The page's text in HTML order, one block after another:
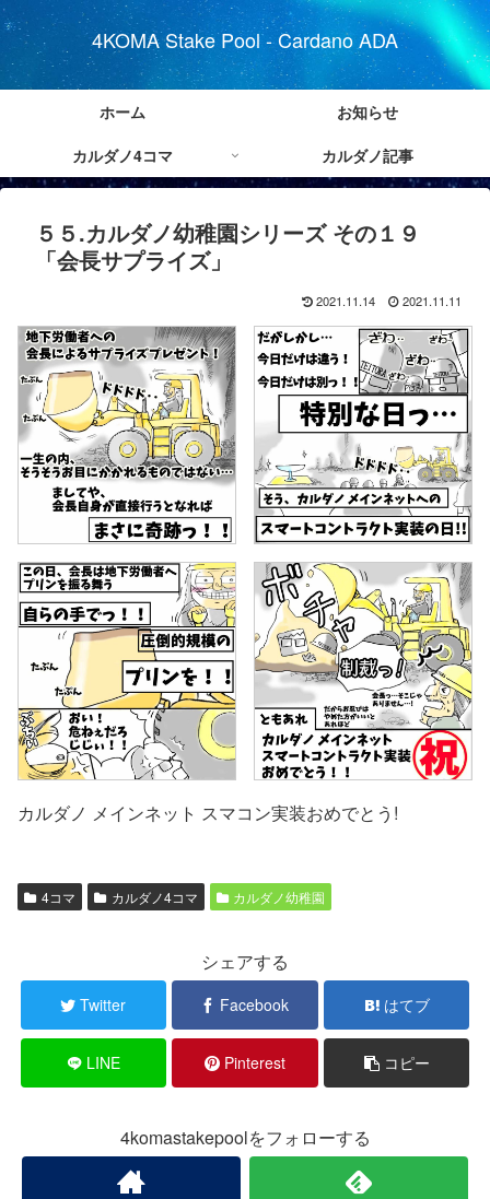
4KOMA Stake Pool - Cardano ADA
ホーム
お知らせ
カルダノ4コマ
カルダノ記事
５５.カルダノ幼稚園シリーズ その１９
「会長サプライズ」
2021.11.14 2021.11.11
カルダノ メインネット スマコン実装おめでとう!
4コマ カルダノ4コマ カルダノ幼稚園
シェアする
Twitter Facebook はてブ
LINE Pinterest コピー
4komastakepoolをフォローする